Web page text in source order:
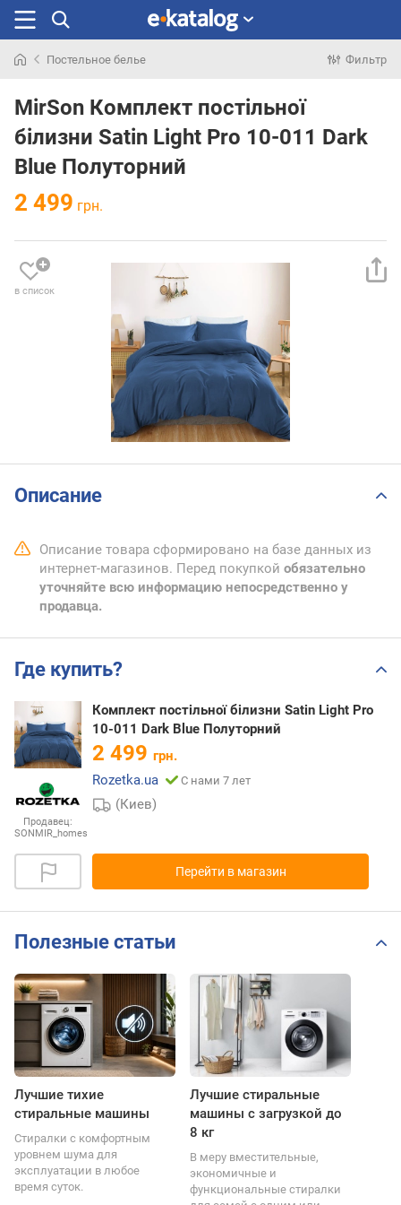
раньше
Постельное белье Фильтр
MirSon Комплект постільної
білизни Satin Light Pro 10-011 Dark
Blue Полуторний
2 499 грн.
в список
Описание
Описание товара сформировано на базе данных из
интернет-магазинов. Перед покупкой обязательно
уточняйте всю информацию непосредственно у
продавца.
Где купить?
Продавец:
SONMIR_homes
Комплект постільної білизни Satin Light Pro
10-011 Dark Blue Полуторний
2 499 грн.
Rozetka.ua
С нами 7 лет
(Киев)
Перейти в магазин
Полезные статьи
Лучшие тихие
стиральные машины
Стиралки с комфортным
уровнем шума для
эксплуатации в любое
время суток.
Лучшие стиральные
машины с загрузкой до
8 кг
В меру вместительные,
экономичные и
функциональные стиралки